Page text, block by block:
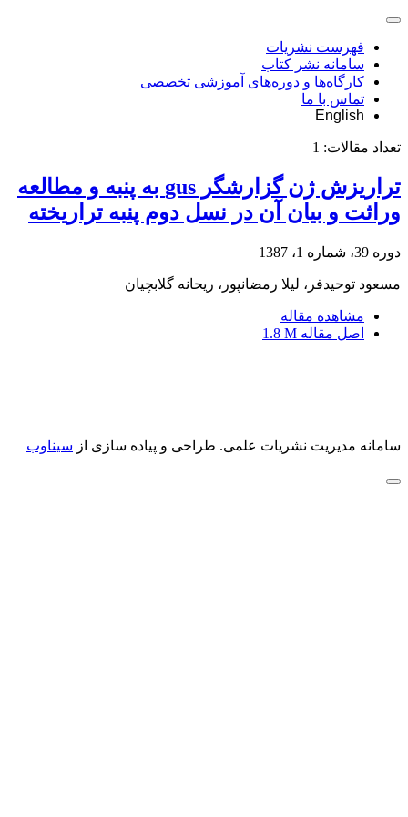
فهرست نشریات
سامانه نشر کتاب
کارگاه‌ها و دوره‌های آموزشی تخصصی
تماس با ما
English
تعداد مقالات: 1
تراریزش ژن گزارشگر gus به پنبه و مطالعه
وراثت و بیان آن در نسل دوم پنبه تراریخته
دوره 39، شماره 1، 1387
مسعود توحیدفر، لیلا رمضان‏پور، ریحانه گلابچیان
مشاهده مقاله
اصل مقاله 1.8 M
سامانه مدیریت نشریات علمی. طراحی و پیاده سازی از سیناوب